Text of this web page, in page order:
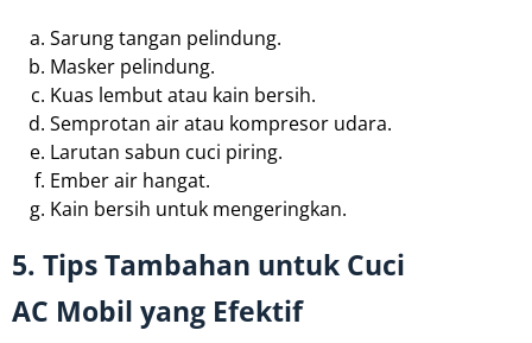
Sarung tangan pelindung.
Masker pelindung.
Kuas lembut atau kain bersih.
Semprotan air atau kompresor udara.
Larutan sabun cuci piring.
Ember air hangat.
Kain bersih untuk mengeringkan.
5. Tips Tambahan untuk Cuci
AC Mobil yang Efektif